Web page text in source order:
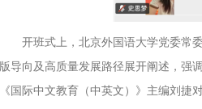
开班式上，北京外国语大学党委常
版导向及高质量发展路径展开阐述，强
《国际中文教育（中英文）》主编刘